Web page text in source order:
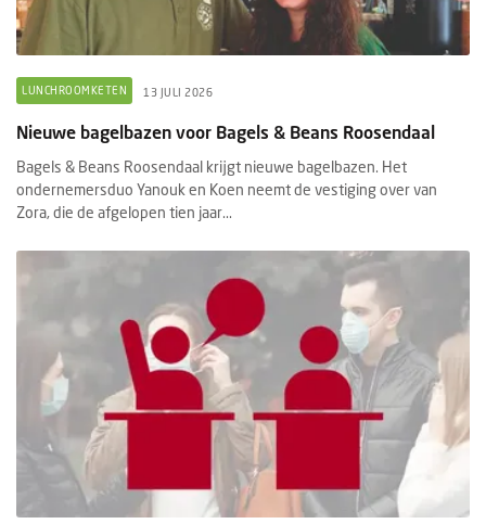
LUNCHROOMKETEN 13 JULI 2026
Nieuwe bagelbazen voor Bagels & Beans Roosendaal
Bagels & Beans Roosendaal krijgt nieuwe bagelbazen. Het
ondernemersduo Yanouk en Koen neemt de vestiging over van
Zora, die de afgelopen tien jaar...